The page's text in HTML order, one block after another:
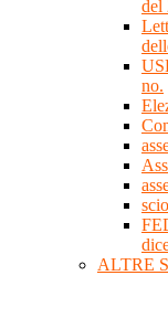
del
no.
ALTRE